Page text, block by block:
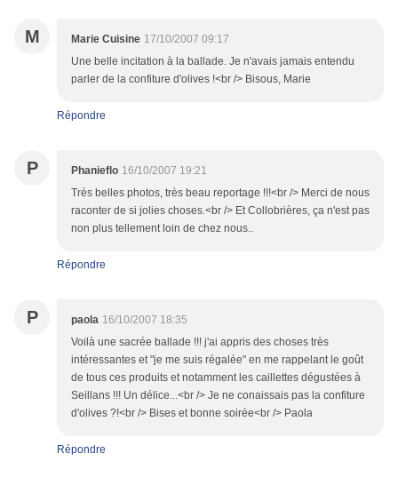
M Marie Cuisine 17/10/2007 09:17
Une belle incitation à la ballade. Je n'avais jamais entendu
parler de la confiture d'olives !<br /> Bisous, Marie
Répondre
P Phanieflo 16/10/2007 19:21
Très belles photos, très beau reportage !!!<br /> Merci de nous
raconter de si jolies choses.<br /> Et Collobrières, ça n'est pas
non plus tellement loin de chez nous..
Répondre
P paola 16/10/2007 18:35
Voilà une sacrée ballade !!! j'ai appris des choses très
intéressantes et "je me suis régalée" en me rappelant le goût
de tous ces produits et notamment les caillettes dégustées à
Seillans !!! Un délice...<br /> Je ne conaissais pas la confiture
d'olives ?!<br /> Bises et bonne soirée<br /> Paola
Répondre